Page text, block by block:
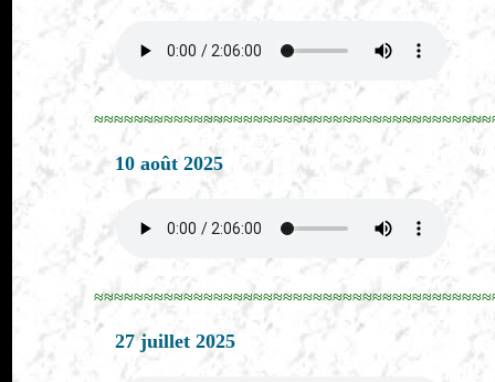
10 août 2025
27 juillet 2025